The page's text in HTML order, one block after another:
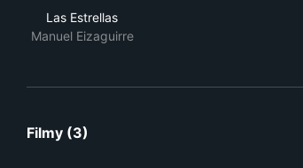
Las Estrellas
Manuel Eizaguirre
Filmy (3)